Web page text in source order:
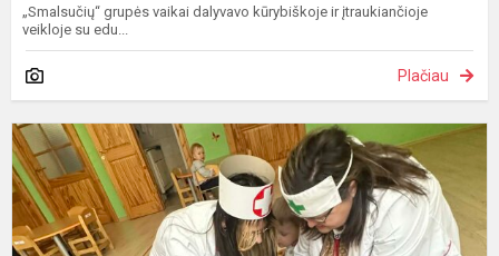
„Smalsučių“ grupės vaikai dalyvavo kūrybiškoje ir įtraukiančioje
veikloje su edu...
Plačiau